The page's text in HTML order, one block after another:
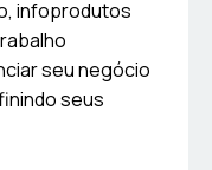
infoprodutos
seu negócio
seus